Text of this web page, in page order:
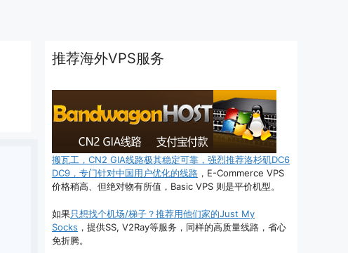
推荐海外VPS服务
搬瓦工，CN2 GIA线路极其稳定可靠，强烈推荐洛杉矶DC6
DC9，专门针对中国用户优化的线路 ，E-Commerce VPS
价格稍高、但绝对物有所值，Basic VPS 则是平价机型。
如果只想找个机场/梯子？推荐用他们家的Just My
Socks ，提供SS, V2Ray等服务，同样的高质量线路，省心
免折腾。